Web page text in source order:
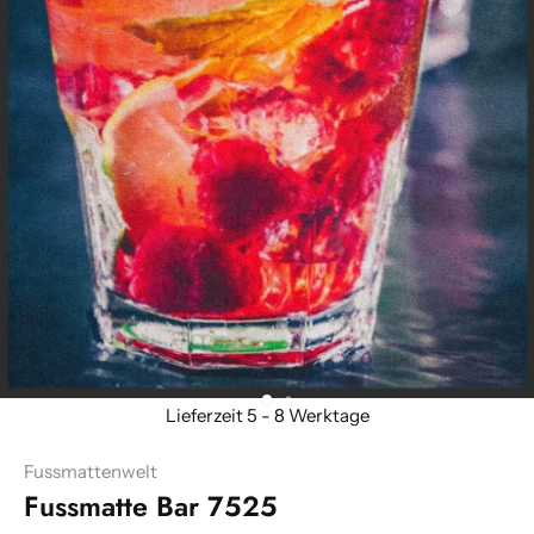
Fussmattenwelt
Fussmatte Bar 7525